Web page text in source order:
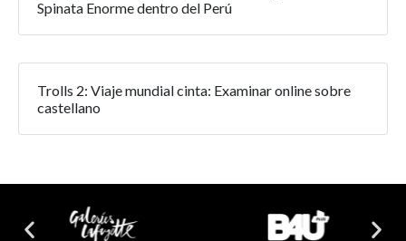
Spinata Enorme dentro del Perú
Trolls 2: Viaje mundial cinta: Examinar online sobre
castellano